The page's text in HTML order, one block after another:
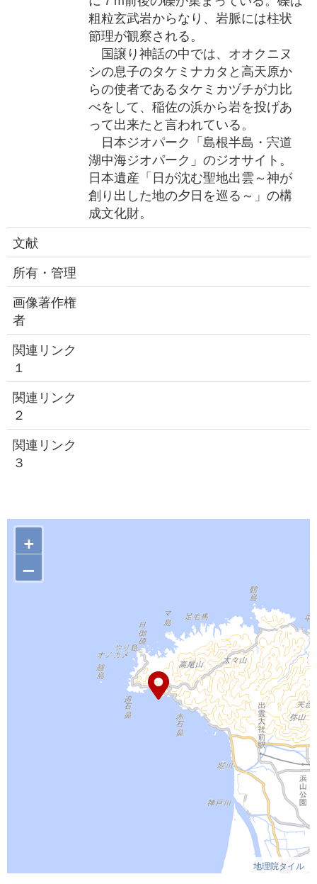
粗粒玄武岩からなり、岩脈には柱状
節理が観察される。
国譲り神話の中では、オオクニヌ
シの息子のタケミナカタと高天原か
らの使者であるタケミカヅチが力比
べをして、稲佐の浜から岩を投げあ
って出来たと言われている。
日本ジオパーク「島根半島・宍道
湖中海ジオパーク」のジオサイト。
日本遺産「日が沈む聖地出雲～神が
創り出した地の夕日を巡る～」の構
成文化財。
文献
所有・管理
画像著作権
者
関連リンク
１
関連リンク
２
関連リンク
３
+
–
地理院タイル